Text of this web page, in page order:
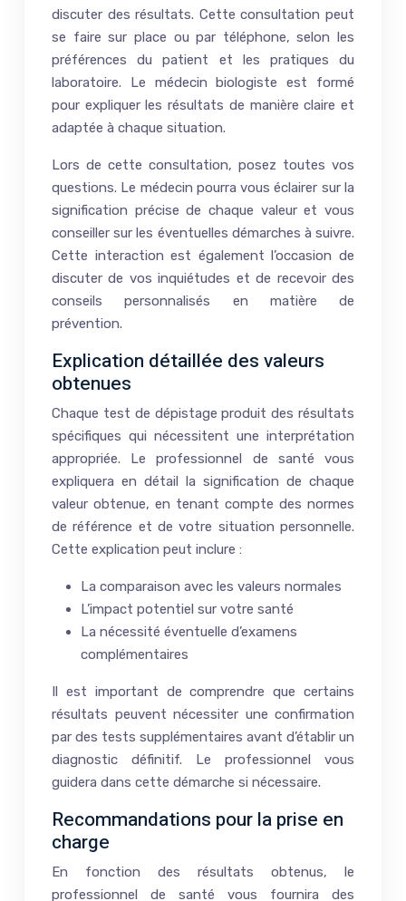
discuter des résultats. Cette consultation peut
se faire sur place ou par téléphone, selon les
préférences du patient et les pratiques du
laboratoire. Le médecin biologiste est formé
pour expliquer les résultats de manière claire et
adaptée à chaque situation.
Lors de cette consultation, posez toutes vos
questions. Le médecin pourra vous éclairer sur la
signification précise de chaque valeur et vous
conseiller sur les éventuelles démarches à suivre.
Cette interaction est également l’occasion de
discuter de vos inquiétudes et de recevoir des
conseils personnalisés en matière de
prévention.
Explication détaillée des valeurs
obtenues
Chaque test de dépistage produit des résultats
spécifiques qui nécessitent une interprétation
appropriée. Le professionnel de santé vous
expliquera en détail la signification de chaque
valeur obtenue, en tenant compte des normes
de référence et de votre situation personnelle.
Cette explication peut inclure :
La comparaison avec les valeurs normales
L’impact potentiel sur votre santé
La nécessité éventuelle d’examens
complémentaires
Il est important de comprendre que certains
résultats peuvent nécessiter une confirmation
par des tests supplémentaires avant d’établir un
diagnostic définitif. Le professionnel vous
guidera dans cette démarche si nécessaire.
Recommandations pour la prise en
charge
En fonction des résultats obtenus, le
professionnel de santé vous fournira des